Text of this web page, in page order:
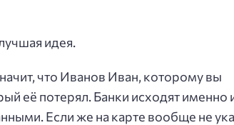
идея.
что Иванов Иван, которому вы
её потерял. Банки исходят именно
Если же на карте вообще не